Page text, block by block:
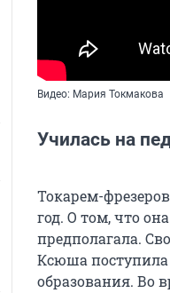
Видео: Мария Токмакова
Училась на
Токарем-
год. О том, что
предполагала.
Ксюша поступила
образования. Во